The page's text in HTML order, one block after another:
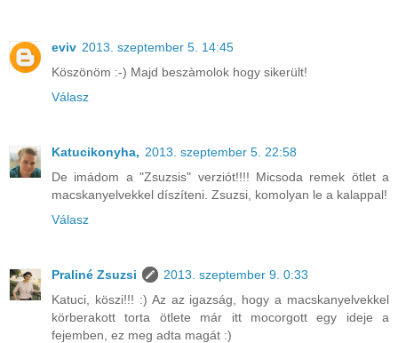
eviv 2013. szeptember 5. 14:45
Köszönöm :-) Majd beszàmolok hogy sikerült!
Válasz
Katucikonyha, 2013. szeptember 5. 22:58
De imádom a "Zsuzsis" verziót!!!! Micsoda remek ötlet a
macskanyelvekkel díszíteni. Zsuzsi, komolyan le a kalappal!
Válasz
Praliné Zsuzsi
2013. szeptember 9. 0:33
Katuci, köszi!!! :) Az az igazság, hogy a macskanyelvekkel
körberakott torta ötlete már itt mocorgott egy ideje a
fejemben, ez meg adta magát :)